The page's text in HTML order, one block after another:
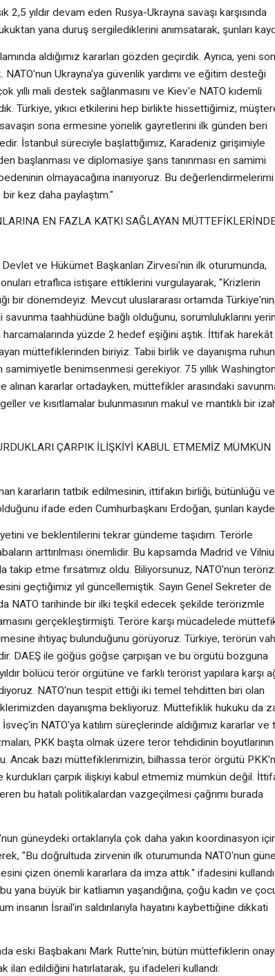
2,5 yıldır devam eden Rusya-Ukrayna savaşı karşısında
yana duruş sergilediklerini anımsatarak, şunları
aldığımız kararları gözden geçirdik. Ayrıca, yeni
NATO'nun Ukrayna'ya güvenlik yardımı ve eğitim desteği
yıllı mali destek sağlanmasını ve Kiev'e NATO kıdemli
Türkiye, yıkıcı etkilerini hep birlikte hissettiğimiz,
sona ermesine yönelik gayretlerini ilk günden beri
İstanbul süreciyle başlattığımız, Karadeniz girişimiyle
başlanması ve diplomasiye şans tanınması en samimi
olmayacağına inanıyoruz. Bu değerlendirmelerimi
kez daha paylaştım."
EN FAZLA KATKI SAĞLAYAN
Devlet ve Hükümet Başkanları Zirvesi'nin ilk oturumunda,
etraflıca istişare ettiklerini vurgulayarak, "Krizlerin
bir dönemdeyiz. Mevcut uluslararası ortamda
taahhüdüne bağlı olduğunu, sorumluluklarını
yüzde 2 hedef eşiğini aştık. İttifak
müttefiklerinden biriyiz. Tabii birlik ve dayanışma
samimiyetle benimsenmesi gerekiyor. 75 yıllık
alınan kararlar ortadayken, müttefikler arasındaki
ve kısıtlamalar bulunmasının makul ve mantıklı bir
ÇARPIK İLİŞKİYİ KABUL ETMEMİZ MÜMKÜN
kararların tatbik edilmesinin, ittifakın birliği, bütünlüğü ve
olduğunu ifade eden Cumhurbaşkanı Erdoğan, şunları
ve beklentilerini tekrar gündeme taşıdım. Terörle
arttırılması önemlidir. Bu kapsamda Madrid ve
takip etme fırsatımız oldu. Biliyorsunuz, NATO'nun
geçtiğimiz yıl güncellemiştik. Sayın Genel Sekreter de
NATO tarihinde bir ilki teşkil edecek şekilde terörizmle
gerçekleştirmişti. Teröre karşı mücadelede
ihtiyaç bulunduğunu görüyoruz. Türkiye, terörün
DAEŞ ile göğüs göğse çarpışan ve bu örgütü bozguna
bölücü terör örgütüne ve farklı terörist yapılara karşı
NATO'nun tespit ettiği iki temel tehditten biri olan
dayanışma bekliyoruz. Müttefiklik hukuku da
NATO'ya katılım süreçlerinde aldığımız kararlar ve
PKK başta olmak üzere terör tehdidinin boyutlarının
Ancak bazı müttefiklerimizin, bilhassa terör örgütü
kurdukları çarpık ilişkiyi kabul etmemiz mümkün değil.
bu hatalı politikalardan vazgeçilmesi çağrımı burada
güneydeki ortaklarıyla çok daha yakın koordinasyon
"Bu doğrultuda zirvenin ilk oturumunda NATO'nun
çizen önemli kararlara da imza attık." ifadesini kullandı.
yana büyük bir katliamın yaşandığına, çoğu kadın ve
insanın İsrail'in saldırılarıyla hayatını kaybettiğine dikkati
eski Başbakanı Mark Rutte'nin, bütün müttefiklerin
ilan edildiğini hatırlatarak, şu ifadeleri kullandı: